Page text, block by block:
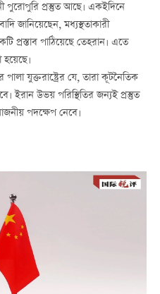
পুরোপুরি প্রস্তুত আছে। একইদিনে
জানিয়েছেন, মধ্যস্থতাকারী
প্রস্তাব পাঠিয়েছে তেহরান। এতে
হয়েছে।
যুক্তরাষ্ট্রের যে, তারা কূটনৈতিক
ইরান উভয় পরিস্থিতির জন্যই প্রস্তুত
পদক্ষেপ নেবে।